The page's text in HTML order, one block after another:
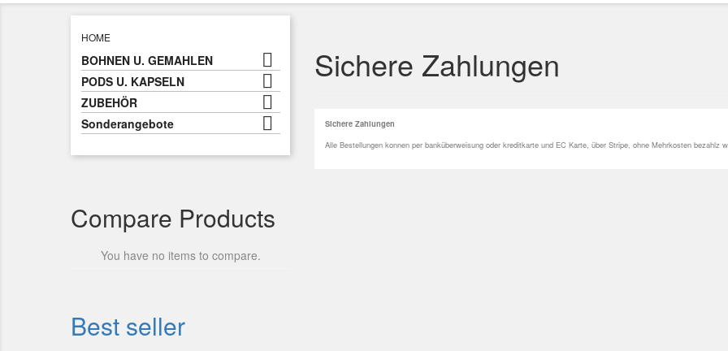
HOME
BOHNEN U. GEMAHLEN 
PODS U. KAPSELN 
ZUBEHÖR 
Sonderangebote 
Compare Products
You have no items to compare.
Best seller
Sichere Zahlungen
Sichere Zahlungen
Alle Bestellungen konnen per banküberweisung oder kreditkarte und EC Karte, über Stripe, ohne Mehrkosten bezahlz